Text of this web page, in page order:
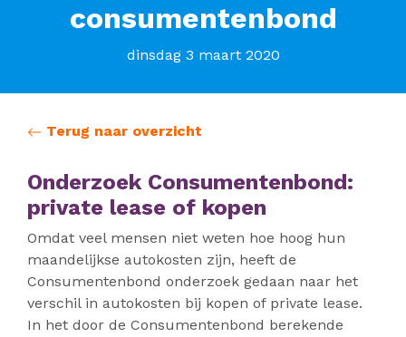
consumentenbond
dinsdag 3 maart 2020
Terug naar overzicht
Onderzoek Consumentenbond:
private lease of kopen
Omdat veel mensen niet weten hoe hoog hun
maandelijkse autokosten zijn, heeft de
Consumentenbond onderzoek gedaan naar het
verschil in autokosten bij kopen of private lease.
In het door de Consumentenbond berekende